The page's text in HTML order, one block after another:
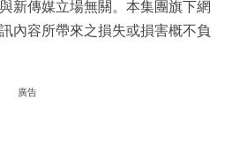
新傳媒立場無關。本集團旗下網
內容所帶來之損失或損害概不負
廣告